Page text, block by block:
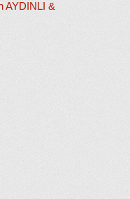
AYDINLI &